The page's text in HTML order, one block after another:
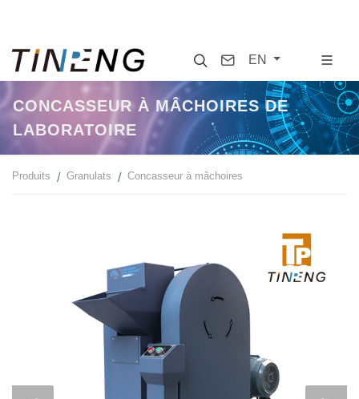
SearchContact
EN
CONCASSEUR À MÂCHOIRES DE
LABORATOIRE
Produits Granulats Concasseur à mâchoires